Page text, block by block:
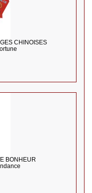
CHINOISES
BONHEUR